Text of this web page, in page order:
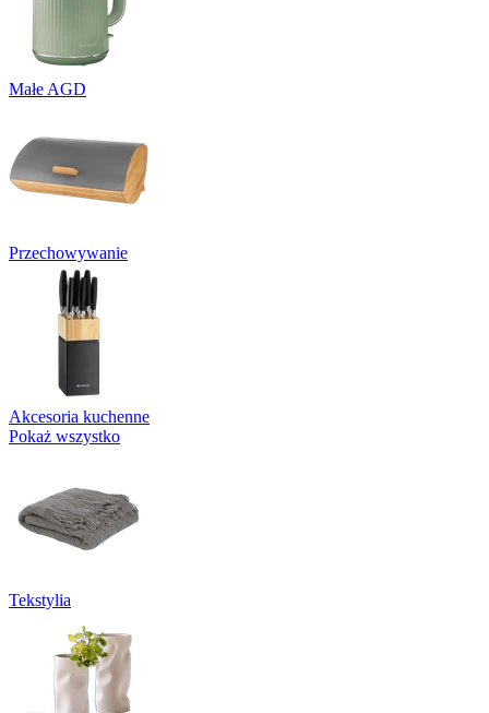
Małe AGD
Przechowywanie
Akcesoria kuchenne
Pokaż wszystko
Tekstylia